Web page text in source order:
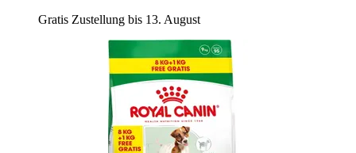
Gratis Zustellung bis 13. August